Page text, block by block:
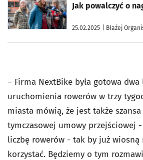
Jak powalczyć o
25.02.2025 | Błażej
– Firma NextBike była gotowa
uruchomienia rowerów w trzy
miasta mówią, że jest także
tymczasowej umowy przejściowej
liczbę rowerów - tak by już wiosną
korzystać. Będziemy o tym